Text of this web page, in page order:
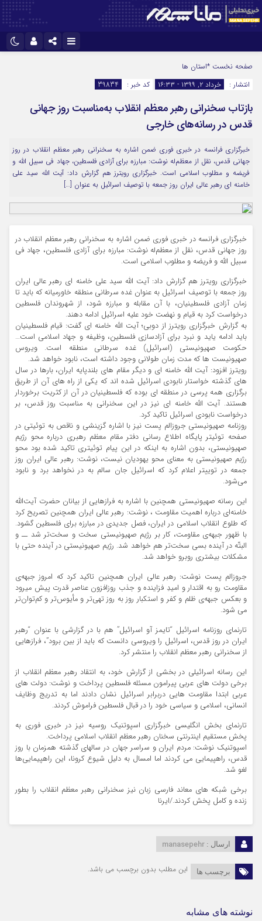
اینستاگرام
سروش
ایتا
آپارات
نام کاربری یا نشانی ایمیل
رمز عبور
مرا به خاطر بسپار
صفحه نخست *استان ها
انتشار :
خرداد ۲, ۱۳۹۹ - ۱۶:۳۳ کد خبر : 39834
بازتاب سخنرانی رهبر معظم انقلاب به‌مناسبت روز جهانی
قدس در رسانه‌های خارجی
خبرگزاری فرانسه در خبری فوری ضمن اشاره به سخنرانی رهبر معظم انقلاب در روز
جهانی قدس، نقل از معظم‌له نوشت: مبارزه برای آزادی فلسطین، جهاد فی سبیل اللّه و
فریضه و مطلوب اسلامی است. خبرگزاری رویترز هم گزارش داد: آیت الله سید علی
خامنه ای رهبر عالی ایران روز جمعه با توصیف اسرائیل به عنوان […]
خبرگزاری فرانسه در خبری فوری ضمن اشاره به سخنرانی رهبر معظم انقلاب در
روز جهانی قدس، نقل از معظم‌له نوشت: مبارزه برای آزادی فلسطین، جهاد فی
سبیل اللّه و فریضه و مطلوب اسلامی است.
خبرگزاری رویترز هم گزارش داد: آیت الله سید علی خامنه ای رهبر عالی ایران
روز جمعه با توصیف اسرائیل به عنوان غده سرطانی منطقه خاورمیانه که باید تا
زمان آزادی فلسطینیان، با آن مقابله و مبارزه شود، از شهروندان فلسطین
درخواست کرد به قیام و نهضت خود علیه اسرائیل ادامه دهند.
به گزارش خبرگزاری رویترز از دوبی؛ آیت الله خامنه ای گفت: قیام فلسطینیان
باید ادامه یاید و نبرد برای آزادسازی فلسطین، وظیفه و جهاد اسلامی است…
حکومت صهیونیستی (اسرائیل) غده سرطانی منطقه است. ویروس
صهیونیست ها که مدت زمان طولانی وجود داشته است، نابود خواهد شد.
رویترز افزود: آیت الله خامنه ای و دیگر مقام های بلندپایه ایران، بارها در سال
های گذشته خواستار نابودی اسرائیل شده اند که یکی از راه های آن از طریق
برگزاری همه پرسی در منطقه ای بوده که فلسطینیان در آن از کثریت برخوردار
هستند. آیت الله خامنه ای نیز در این سخنرانی به مناسبت روز قدس، بر
درخواست نابودی اسرائیل تاکید کرد.
روزنامه صهیونیستی جروزالم پست نیز با اشاره گزینشی و ناقص به توئیتی در
صفحه توئیتر پایگاه اطلاع رسانی دفتر مقام معظم رهبری درباره محو رژیم
صهیونیستی، بدون اشاره به اینکه در این پیام توئیتری تاکید شده بود محو
رژیم صهیونیستی به معنای محو یهودیان نیست، نوشت: رهبر عالی ایران روز
جمعه در توییتر اعلام کرد که اسرائیل جان سالم به در نخواهد برد و نابود
می‌شود.
این رسانه صهیونیستی همچنین با اشاره به فرازهایی از بیانان حضرت آیت‌الله
خامنه‌ای درباره اهمیت مقاومت ، نوشت: رهبر عالی ایران همچنین تصریح کرد
که طلوع انقلاب اسلامی در ایران، فصل جدیدی در مبارزه برای فلسطین گشود.
با ظهور جبهه‌ی مقاومت، کار بر رژیم صهیونیستی سخت و سخت‌تر شد ــ و
البتّه در آینده بسی سخت‌تر هم خواهد شد. رژیم صهیونیستی در آینده حتی با
مشکلات بیشتری روبرو خواهد شد.
جروزالم پست نوشت: رهبر عالی ایران همچنین تاکید کرد که امروز جبهه‌ی
مقاومت رو به اقتدار و امیدِ فزاینده و جذب روزافزون عناصر قدرت پیش میرود
و بعکس جبهه‌ی ظلم و کفر و استکبار روز به روز تهی‌تر و مأیوس‌تر و کم‌توان‌تر
می شود.
تارنمای روزنامه اسرائیل “تایمز آو اسرائیل” هم با در گزارشی با عنوان “رهبر
ایران در روز قدس، اسرائیل را ویروسی دانست که باید از بین برود”، فرازهایی
از سخنرانی رهبر معظم انقلاب را منتشر کرد.
این رسانه اسرائیلی در بخشی از گزارش خود، به انتقاد رهبر معظم انقلاب از
برخی دولت های عربی پیرامون مسئله فلسطین پرداخت و نوشت: دولت های
عربی ابتدا مقاومت هایی دربرابر اسرائیل نشان دادند اما به تدریج وظایف
انسانی، اسلامی و سیاسی خود را در قبال فلسطین فراموش کردند.
تارنمای بخش انگلیسی خبرگزاری اسپوتنیک روسیه نیز در خبری فوری به
پخش مستقیم اینترنتی سخنان رهبر معظم انقلاب اسلامی پرداخت.
اسپوتنیک نوشت: مردم ایران و سراسر جهان در سالهای گذشته همزمان با روز
قدس، راهپیمایی می کردند اما امسال به دلیل شیوع کرونا، این راهپیمایی‌ها
لغو شد.
برخی شبکه های معاند فارسی زبان نیز سخنرانی رهبر معظم انقلاب را بطور
زنده و کامل پخش کردند./ایرنا
ارسال : manasepehr
برچسب ها این مطلب بدون برچسب می باشد.
نوشته های مشابه